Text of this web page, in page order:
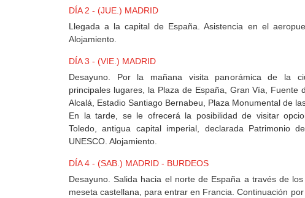
CONTACTO
REGISTRO
DÍA 2 - (JUE.) MADRID
Llegada a la capital de España. Asistencia en el
Alojamiento.
DÍA 3 - (VIE.) MADRID
Desayuno. Por la mañana visita panorámica de la
principales lugares, la Plaza de España, Gran Vía, Fuente
Alcalá, Estadio Santiago Bernabeu, Plaza Monumental de
En la tarde, se le ofrecerá la posibilidad de visitar
Toledo, antigua capital imperial, declarada Patrimonio
UNESCO. Alojamiento.
DÍA 4 - (SAB.) MADRID - BURDEOS
Desayuno. Salida hacia el norte de España a través de
meseta castellana, para entrar en Francia. Continuación